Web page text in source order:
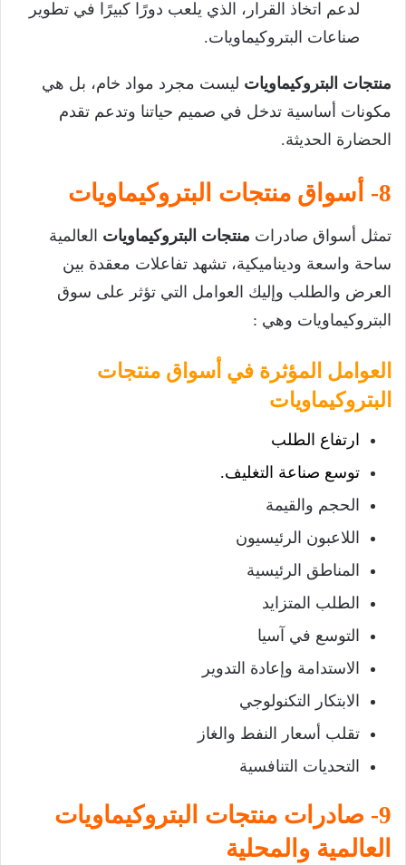
لدعم اتخاذ القرار، الذي يلعب دورًا كبيرًا في تطوير
صناعات البتروكيماويات.
منتجات البتروكيماويات ليست مجرد مواد خام، بل هي
مكونات أساسية تدخل في صميم حياتنا وتدعم تقدم
الحضارة الحديثة.
8- أسواق منتجات البتروكيماويات
تمثل أسواق صادرات منتجات البتروكيماويات العالمية
ساحة واسعة وديناميكية، تشهد تفاعلات معقدة بين
العرض والطلب وإليك العوامل التي تؤثر على سوق
البتروكيماويات وهي :
العوامل المؤثرة في أسواق منتجات
البتروكيماويات
ارتفاع الطلب
توسع صناعة التغليف.
الحجم والقيمة
اللاعبون الرئيسيون
المناطق الرئيسية
الطلب المتزايد
التوسع في آسيا
الاستدامة وإعادة التدوير
الابتكار التكنولوجي
تقلب أسعار النفط والغاز
التحديات التنافسية
9- صادرات منتجات البتروكيماويات
العالمية والمحلية